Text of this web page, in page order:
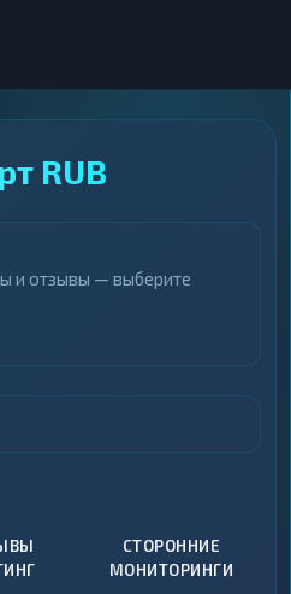
RUB
и отзывы — выберите
СТОРОННИЕ
МОНИТОРИНГИ